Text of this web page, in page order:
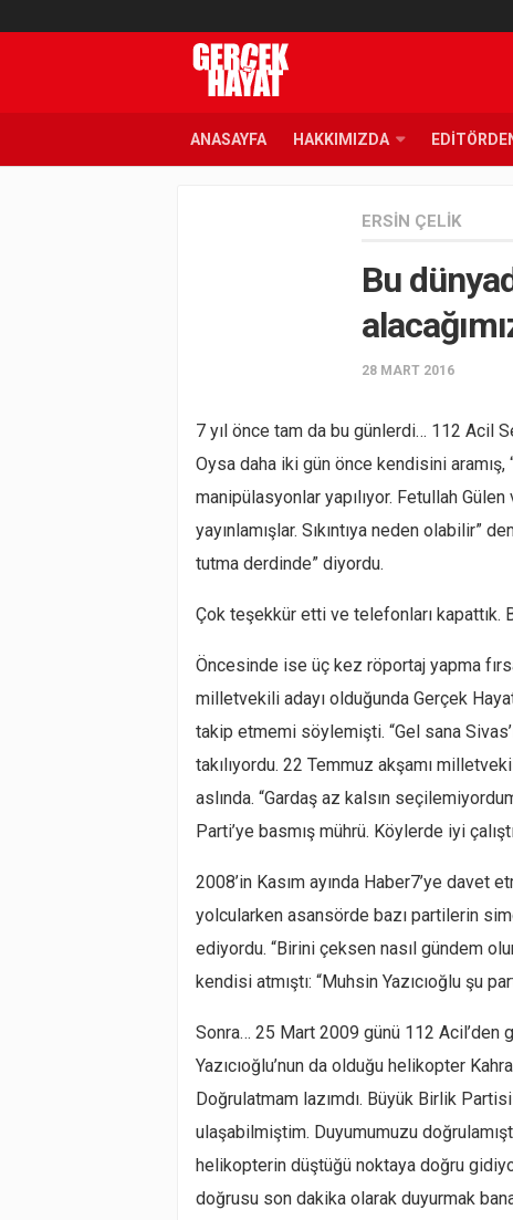
ANASAYFA HAKKIMIZDA
ERSIN ÇELIK
Bu
28 MART 2016
7 yıl önce tam da bu günlerdi… 112 Acil
Oysa daha iki gün önce kendisini
manipülasyonlar yapılıyor. Fetullah
yayınlamışlar. Sıkıntıya neden olabilir”
tutma derdinde” diyordu.
Çok teşekkür etti ve telefonları kapattık.
Öncesinde ise üç kez röportaj yapma
milletvekili adayı olduğunda Gerçek
takip etmemi söylemişti. “Gel sana
takılıyordu. 22 Temmuz akşamı
aslında. “Gardaş az kalsın
Parti’ye basmış mührü. Köylerde iyi
2008’in Kasım ayında Haber7’ye
yolcularken asansörde bazı partilerin
ediyordu. “Birini çeksen nasıl gündem
kendisi atmıştı: “Muhsin Yazıcıoğlu şu
Sonra… 25 Mart 2009 günü 112 Acil’den
Yazıcıoğlu’nun da olduğu helikopter
Doğrulatmam lazımdı. Büyük Birlik
ulaşabilmiştim. Duyumumuzu
helikopterin düştüğü noktaya doğru
doğrusu son dakika olarak duyurmak